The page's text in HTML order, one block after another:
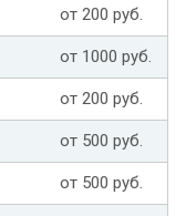
от 200 руб.
от 1000 руб.
от 200 руб.
от 500 руб.
от 500 руб.